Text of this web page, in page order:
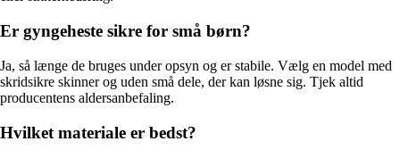
Er gyngeheste sikre for små børn?
Ja, så længe de bruges under opsyn og er stabile. Vælg en model med
skridsikre skinner og uden små dele, der kan løsne sig. Tjek altid
producentens aldersanbefaling.
Hvilket materiale er bedst?